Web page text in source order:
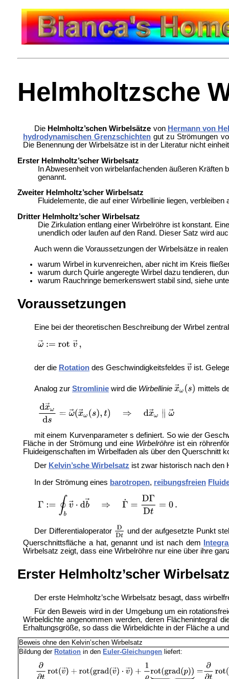
Helmholtzsche
Die Helmholtz’schen Wirbelsätze von Hermann von
hydrodynamischen Grenzschichten gut zu Strömungen
Die Benennung der Wirbelsätze ist in der Literatur nicht
Erster Helmholtz’scher Wirbelsatz
In Abwesenheit von wirbelanfachenden äußeren
genannt.
Zweiter Helmholtz’scher Wirbelsatz
Fluidelemente, die auf einer Wirbellinie liegen,
Dritter Helmholtz’scher Wirbelsatz
Die Zirkulation entlang einer Wirbelröhre ist konstant.
unendlich oder laufen auf den Rand. Dieser Satz wird
Auch wenn die Voraussetzungen der Wirbelsätze in
warum Wirbel in kurvenreichen, aber nicht im Kreis
warum durch Quirle angeregte Wirbel dazu tendieren,
warum Rauchringe bemerkenswert stabil sind, siehe
Voraussetzungen
Eine bei der theoretischen Beschreibung der Wirbel
der die Rotationdes Geschwindigkeitsfeldes ist.
Analog zur Stromliniewird die Wirbellinie mittels
mit einem Kurvenparameter s definiert. So wie der
Fläche in der Strömung und eine Wirbelröhre ist ein
Fluideigenschaften im Wirbelfaden als über den Querschnitt
Der Kelvin’sche Wirbelsatz ist zwar historisch nach den
In der Strömung eines barotropen, reibungsfreien
Der Differentialoperator und deraufgesetzte Punkt
Querschnittsfläche a hat, genannt und ist nach dem
Wirbelsatz zeigt, dass eine Wirbelröhre nur eine über ihre
Erster Helmholtz’scher Wirbelsatz
Der erste Helmholtz’sche Wirbelsatz besagt, dass
Für den Beweis wird in der Umgebung um ein
Wirbeldichte angenommen werden, deren Flächenintegral
Erhaltungsgröße, so dass die Wirbeldichte in der Fläche a
Beweis ohne den Kelvin’schen Wirbelsatz
Bildung der Rotation in den Euler-Gleichungen liefert: